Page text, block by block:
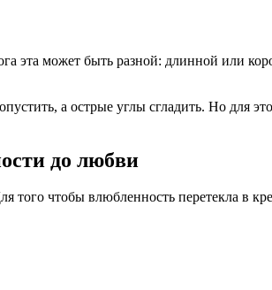
эта может быть разной: длинной или
а острые углы сгладить. Но для
до любви
чтобы влюбленность перетекла в